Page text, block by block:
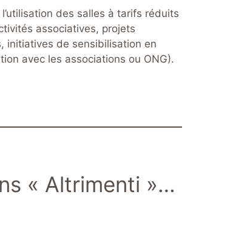
des salles à tarifs réduits
associatives, projets
initiatives de sensibilisation en
avec les associations ou ONG).
« Altrimenti »…